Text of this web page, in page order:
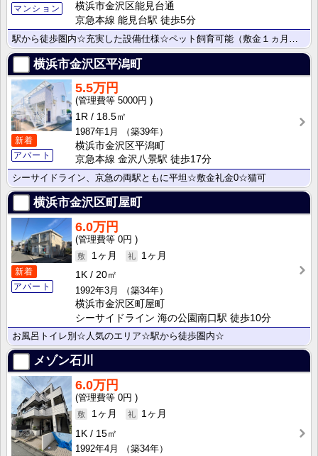
マンション
横浜市金沢区能見台通
京急本線 能見台駅 徒歩5分
横浜市金沢区平潟町
新着
アパート
5.5万円
5000円
1R
18.5㎡
1987年1月
（築39年）
横浜市金沢区平潟町
京急本線 金沢八景駅 徒歩17分
シーサイドライン、京急の両駅ともに平坦☆敷金礼金0☆猫可
横浜市金沢区町屋町
新着
アパート
6.0万円
0円
1ヶ月
1ヶ月
1K
20㎡
1992年3月
（築34年）
横浜市金沢区町屋町
シーサイドライン 海の公園南口駅 徒歩10分
お風呂トイレ別☆人気のエリア☆駅から徒歩圏内☆
メゾン石川
6.0万円
0円
1ヶ月
1ヶ月
1K
15㎡
1992年4月
（築34年）